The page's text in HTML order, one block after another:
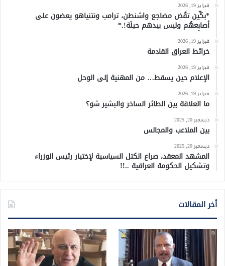
فبراير 19, 2026
*بكِّين تقُض مضاجع واشنطن، ترامب ونتنياهو يعضون على
أصابِعهُم وليس بيدهم حيلَة!.*
فبراير 19, 2026
خرائط العراق القادمة
فبراير 19, 2026
الإعلام حين يسقط… من المهنية إلى الوحل
فبراير 19, 2026
ما العلاقة بين الطائر الساخر والبشير شو؟
ديسمبر 20, 2025
بين الملاعب والمجالس
ديسمبر 20, 2025
المشهد المعقد، صراع الكتل السياسية لإختيار رئيس الوزراء
وتشكيل الحكومة العراقية ..!!
أخر المقالات